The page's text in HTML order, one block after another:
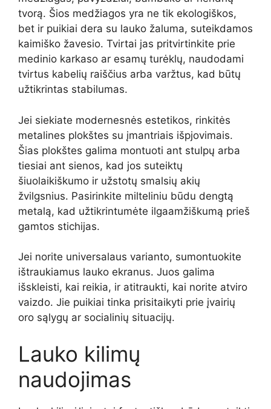
tvorą. Šios medžiagos yra ne tik ekologiškos,
bet ir puikiai dera su lauko žaluma, suteikdamos
kaimiško žavesio. Tvirtai jas pritvirtinkite prie
medinio karkaso ar esamų turėklų, naudodami
tvirtus kabelių raiščius arba varžtus, kad būtų
užtikrintas stabilumas.
Jei siekiate modernesnės estetikos, rinkitės
metalines plokštes su įmantriais išpjovimais.
Šias plokštes galima montuoti ant stulpų arba
tiesiai ant sienos, kad jos suteiktų
šiuolaikiškumo ir užstotų smalsių akių
žvilgsnius. Pasirinkite milteliniu būdu dengtą
metalą, kad užtikrintumėte ilgaamžiškumą prieš
gamtos stichijas.
Jei norite universalaus varianto, sumontuokite
ištraukiamus lauko ekranus. Juos galima
išskleisti, kai reikia, ir atitraukti, kai norite atviro
vaizdo. Jie puikiai tinka prisitaikyti prie įvairių
oro sąlygų ar socialinių situacijų.
Lauko kilimų
naudojimas